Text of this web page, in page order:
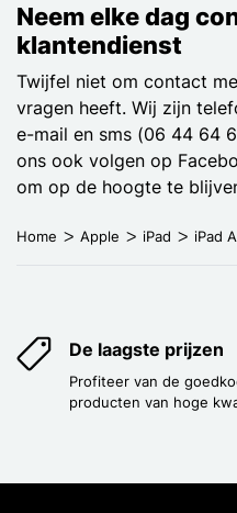
Neem elke dag
klantendienst
Twijfel niet om contact
vragen heeft. Wij zijn
e-mail en sms (06 44 64
ons ook volgen op
om op de hoogte te
Home Apple iPad iPad
De laagste prijzen
Profiteer van de
producten van hoge